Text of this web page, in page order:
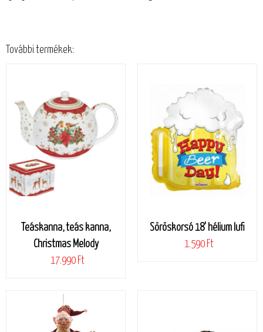
További termékek:
Teáskanna, teás kanna,
Christmas Melody
17.990 Ft
Söröskorsó 18' hélium lufi
1.590 Ft